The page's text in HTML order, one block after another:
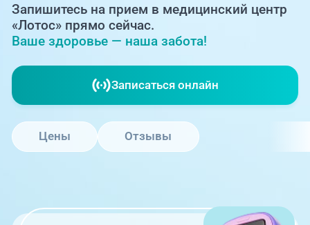
+7 (351) 220-00-03
Запишитесь на прием в медицинский центр
«Лотос» прямо сейчас.
Ваше здоровье — наша забота!
Записаться онлайн
Цены Отзывы